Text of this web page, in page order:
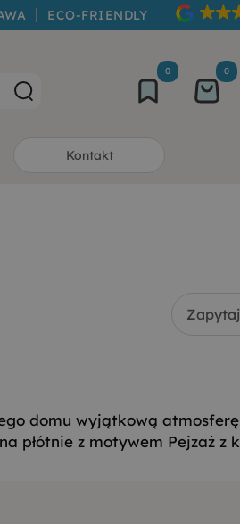
ECO-FRIENDLY
0 0
Kontakt
domu wyjątkową
płótnie z motywem Pejzaż z